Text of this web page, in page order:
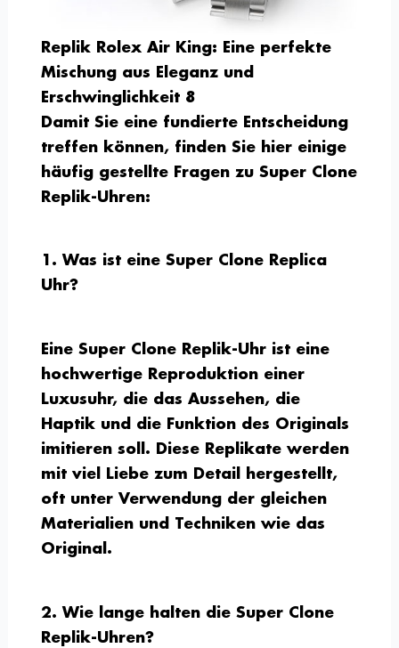
Replik Rolex Air King: Eine perfekte
Mischung aus Eleganz und
Erschwinglichkeit 8
Damit Sie eine fundierte Entscheidung
treffen können, finden Sie hier einige
häufig gestellte Fragen zu Super Clone
Replik-Uhren:
1. Was ist eine Super Clone Replica
Uhr?
Eine Super Clone Replik-Uhr ist eine
hochwertige Reproduktion einer
Luxusuhr, die das Aussehen, die
Haptik und die Funktion des Originals
imitieren soll. Diese Replikate werden
mit viel Liebe zum Detail hergestellt,
oft unter Verwendung der gleichen
Materialien und Techniken wie das
Original.
2. Wie lange halten die Super Clone
Replik-Uhren?